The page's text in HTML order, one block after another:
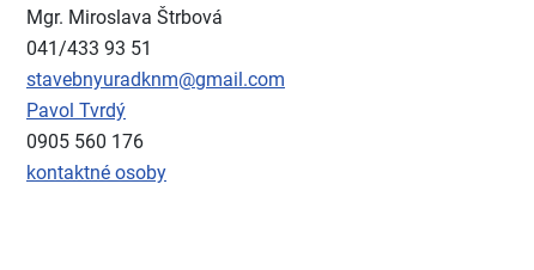
Mgr. Miroslava Štrbová
041/433 93 51
stavebnyuradknm@gmail.com
Pavol Tvrdý
0905 560 176
kontaktné osoby